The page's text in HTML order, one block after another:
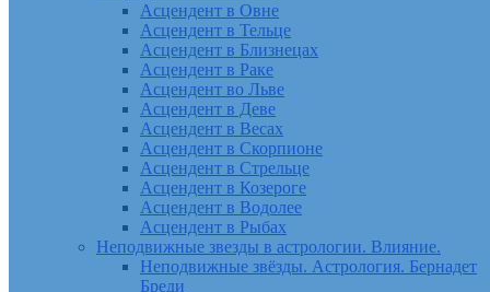
Асцендент в Овне
Асцендент в Тельце
Асцендент в Близнецах
Асцендент в Раке
Асцендент во Льве
Асцендент в Деве
Асцендент в Весах
Асцендент в Скорпионе
Асцендент в Стрельце
Асцендент в Козероге
Асцендент в Водолее
Асцендент в Рыбах
Неподвижные звезды в астрологии. Влияние.
Неподвижные звёзды. Астрология. Бернадет
Бреди